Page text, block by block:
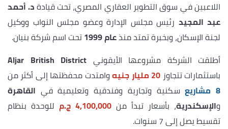
اللاعبين في سوق التطوير العقاري المصري، تحت قيادةد. أحمد
عبد المجيد رئيس مجلس الإدارة وعضو مجلس النواب ووكيل
لجنة الإسكان، وبخبرة تمتد منذعام 1999
تحت اسم شركة بنيان.
أطلقت الشركة مشروعها الأيقوني Aljar British District
باستثمارات تتجاوز 20 مليار جنيه
وامتدت محفظتها إلى أكثر من
8 مشاريع
سكنية وتجارية وفندقية وتعليمية في القاهرة
والإسكندرية، بأسعار تبدأ من 4,100,000 ج.م
للوحدة بنظام
تقسيط يصل إلى 7 سنوات.